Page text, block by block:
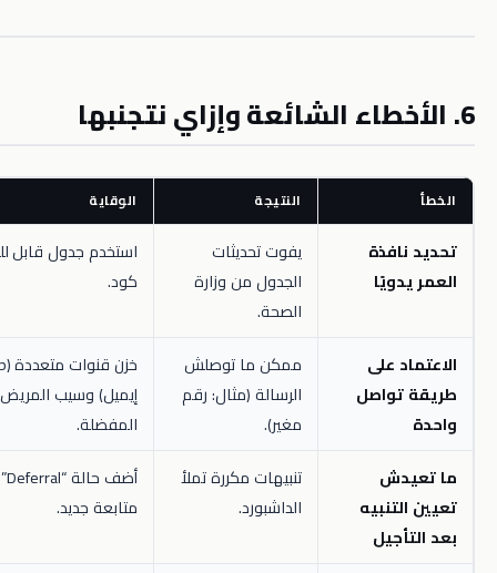
يفوت تحديثات
الجدول من وزارة
استخدم جدول قابل للتعديل من غير
كود.
ممكن ما توصلش
الرسالة (مثال: رقم
خزن قنوات متعددة (WhatsApp،
إيميل) وسيب المريض يختار
تنبيهات مكررة تملأ
الداشبورد.
أضف حالة “Deferral” مع تاريخ
متابعة جديد.